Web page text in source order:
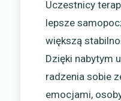
Uczestnicy
lepsze
większą
Dzięki nabytym
radzenia sobie
emocjami,